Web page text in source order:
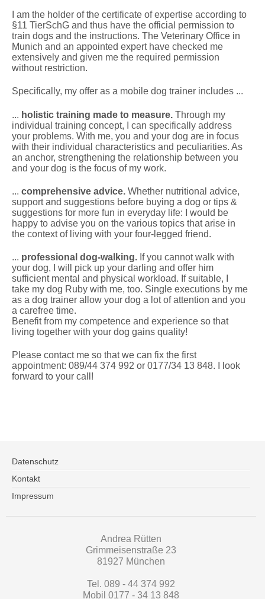
I am the holder of the certificate of expertise according to
§11 TierSchG and thus have the official permission to
train dogs and the instructions. The Veterinary Office in
Munich and an appointed expert have checked me
extensively and given me the required permission
without restriction.
Specifically, my offer as a mobile dog trainer includes ...
... holistic training made to measure. Through my
individual training concept, I can specifically address
your problems. With me, you and your dog are in focus
with their individual characteristics and peculiarities. As
an anchor, strengthening the relationship between you
and your dog is the focus of my work.
... comprehensive advice. Whether nutritional advice,
support and suggestions before buying a dog or tips &
suggestions for more fun in everyday life: I would be
happy to advise you on the various topics that arise in
the context of living with your four-legged friend.
... professional dog-walking. If you cannot walk with
your dog, I will pick up your darling and offer him
sufficient mental and physical workload. If suitable, I
take my dog Ruby with me, too. Single executions by me
as a dog trainer allow your dog a lot of attention and you
a carefree time.
Benefit from my competence and experience so that
living together with your dog gains quality!
Please contact me so that we can fix the first
appointment: 089/44 374 992 or 0177/34 13 848. I look
forward to your call!
Datenschutz
Kontakt
Impressum
Andrea Rütten
Grimmeisenstraße 23
81927 München
Tel. 089 - 44 374 992
Mobil 0177 - 34 13 848